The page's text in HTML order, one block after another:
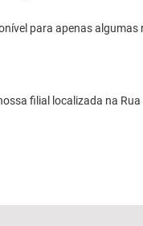
para apenas algumas
filial localizada na